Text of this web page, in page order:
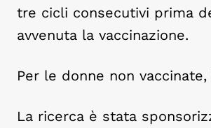
tre cicli consecutivi prima
avvenuta la vaccinazione.
Per le donne non
La ricerca è stata